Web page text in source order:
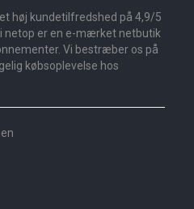
høj kundetilfredshed på 4,9/5
netop er en e-mærket netbutik
Vi bestræber os på
købsoplevelse hos